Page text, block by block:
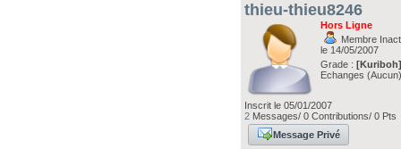
thieu-thieu8246
Hors Ligne
Membre
le 14/05/2007
Grade :
Echanges
Inscrit le 05/01/2007
2 Messages/ 0 Contributions/ 0 Pts
Message Privé